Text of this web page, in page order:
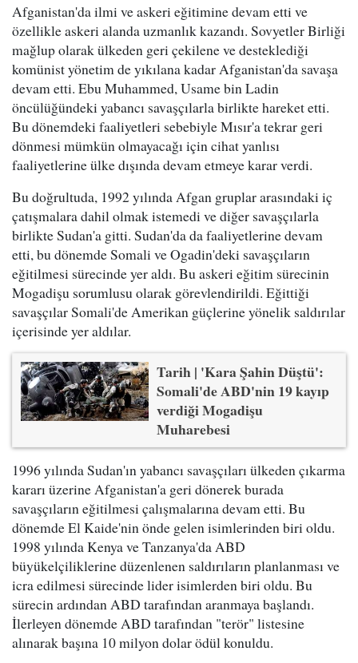
Afganistan'da ilmi ve askeri eğitimine devam etti ve
özellikle askeri alanda uzmanlık kazandı. Sovyetler Birliği
mağlup olarak ülkeden geri çekilene ve desteklediği
komünist yönetim de yıkılana kadar Afganistan'da savaşa
devam etti. Ebu Muhammed, Usame bin Ladin
öncülüğündeki yabancı savaşçılarla birlikte hareket etti.
Bu dönemdeki faaliyetleri sebebiyle Mısır'a tekrar geri
dönmesi mümkün olmayacağı için cihat yanlısı
faaliyetlerine ülke dışında devam etmeye karar verdi.
Bu doğrultuda, 1992 yılında Afgan gruplar arasındaki iç
çatışmalara dahil olmak istemedi ve diğer savaşçılarla
birlikte Sudan'a gitti. Sudan'da da faaliyetlerine devam
etti, bu dönemde Somali ve Ogadin'deki savaşçıların
eğitilmesi sürecinde yer aldı. Bu askeri eğitim sürecinin
Mogadişu sorumlusu olarak görevlendirildi. Eğittiği
savaşçılar Somali'de Amerikan güçlerine yönelik saldırılar
içerisinde yer aldılar.
Tarih | 'Kara Şahin Düştü':
Somali'de ABD'nin 19 kayıp
verdiği Mogadişu
Muharebesi
1996 yılında Sudan'ın yabancı savaşçıları ülkeden çıkarma
kararı üzerine Afganistan'a geri dönerek burada
savaşçıların eğitilmesi çalışmalarına devam etti. Bu
dönemde El Kaide'nin önde gelen isimlerinden biri oldu.
1998 yılında Kenya ve Tanzanya'da ABD
büyükelçiliklerine düzenlenen saldırıların planlanması ve
icra edilmesi sürecinde lider isimlerden biri oldu. Bu
sürecin ardından ABD tarafından aranmaya başlandı.
İlerleyen dönemde ABD tarafından "terör" listesine
alınarak başına 10 milyon dolar ödül konuldu.